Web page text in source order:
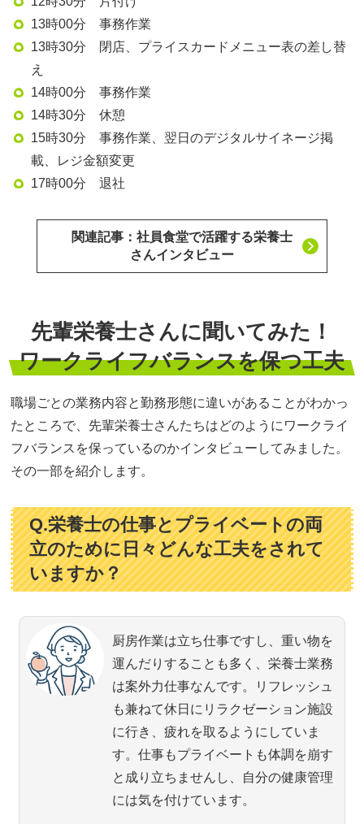
13時00分 事務作業
13時30分 閉店、プライスカードメニュー表の差し替
え
14時00分 事務作業
14時30分 休憩
15時30分 事務作業、翌日のデジタルサイネージ掲
載、レジ金額変更
17時00分 退社
関連記事：社員食堂で活躍する栄養士
さんインタビュー
先輩栄養士さんに聞いてみた！
ワークライフバランスを保つ工夫
職場ごとの業務内容と勤務形態に違いがあることがわかっ
たところで、先輩栄養士さんたちはどのようにワークライ
フバランスを保っているのかインタビューしてみました。
その一部を紹介します。
Q.栄養士の仕事とプライベートの両
立のために日々どんな工夫をされて
いますか？
厨房作業は立ち仕事ですし、重い物を
運んだりすることも多く、栄養士業務
は案外力仕事なんです。リフレッシュ
も兼ねて休日にリラクゼーション施設
に行き、疲れを取るようにしていま
す。仕事もプライベートも体調を崩す
と成り立ちませんし、自分の健康管理
には気を付けています。